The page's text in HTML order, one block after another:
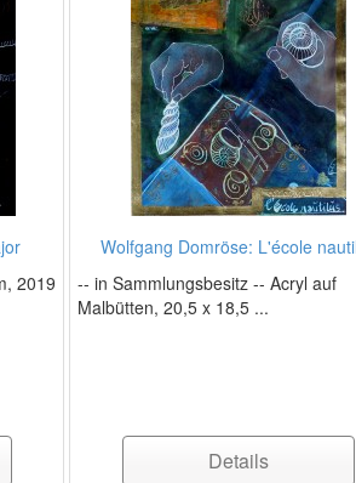
2019
Wolfgang Domröse: L'école
-- in Sammlungsbesitz -- Acryl auf
Malbütten, 20,5 x 18,5 ...
Details